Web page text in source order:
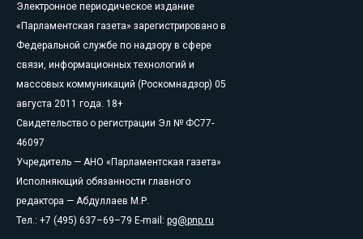
Электронное периодическое издание
«Парламентская газета» зарегистрировано в
Федеральной службе по надзору в сфере
связи, информационных технологий и
массовых коммуникаций (Роскомнадзор) 05
августа 2011 года. 18+
Свидетельство о регистрации Эл № ФС77-
46097
Учредитель — АНО «Парламентская газета»
Исполняющий обязанности главного
редактора — Абдуллаев М.Р.
Тел.: +7 (495) 637–69–79 E-mail: pg@pnp.ru